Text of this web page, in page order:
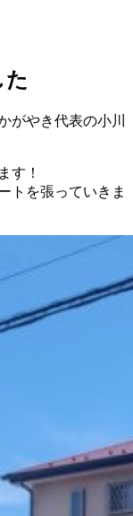
がやき代表の小川
す！
トを張っていきま